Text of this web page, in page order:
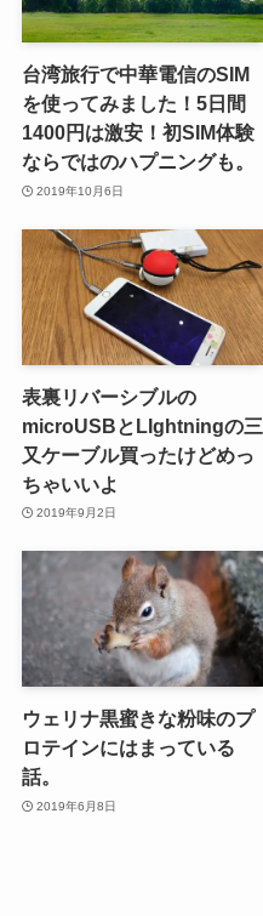
台湾旅行で中華電信のSIM
を使ってみました！5日間
1400円は激安！初SIM体験
ならではのハプニングも。
2019年10月6日
表裏リバーシブルの
microUSBとLIghtningの三
又ケーブル買ったけどめっ
ちゃいいよ
2019年9月2日
ウェリナ黒蜜きな粉味のプ
ロテインにはまっている
話。
2019年6月8日